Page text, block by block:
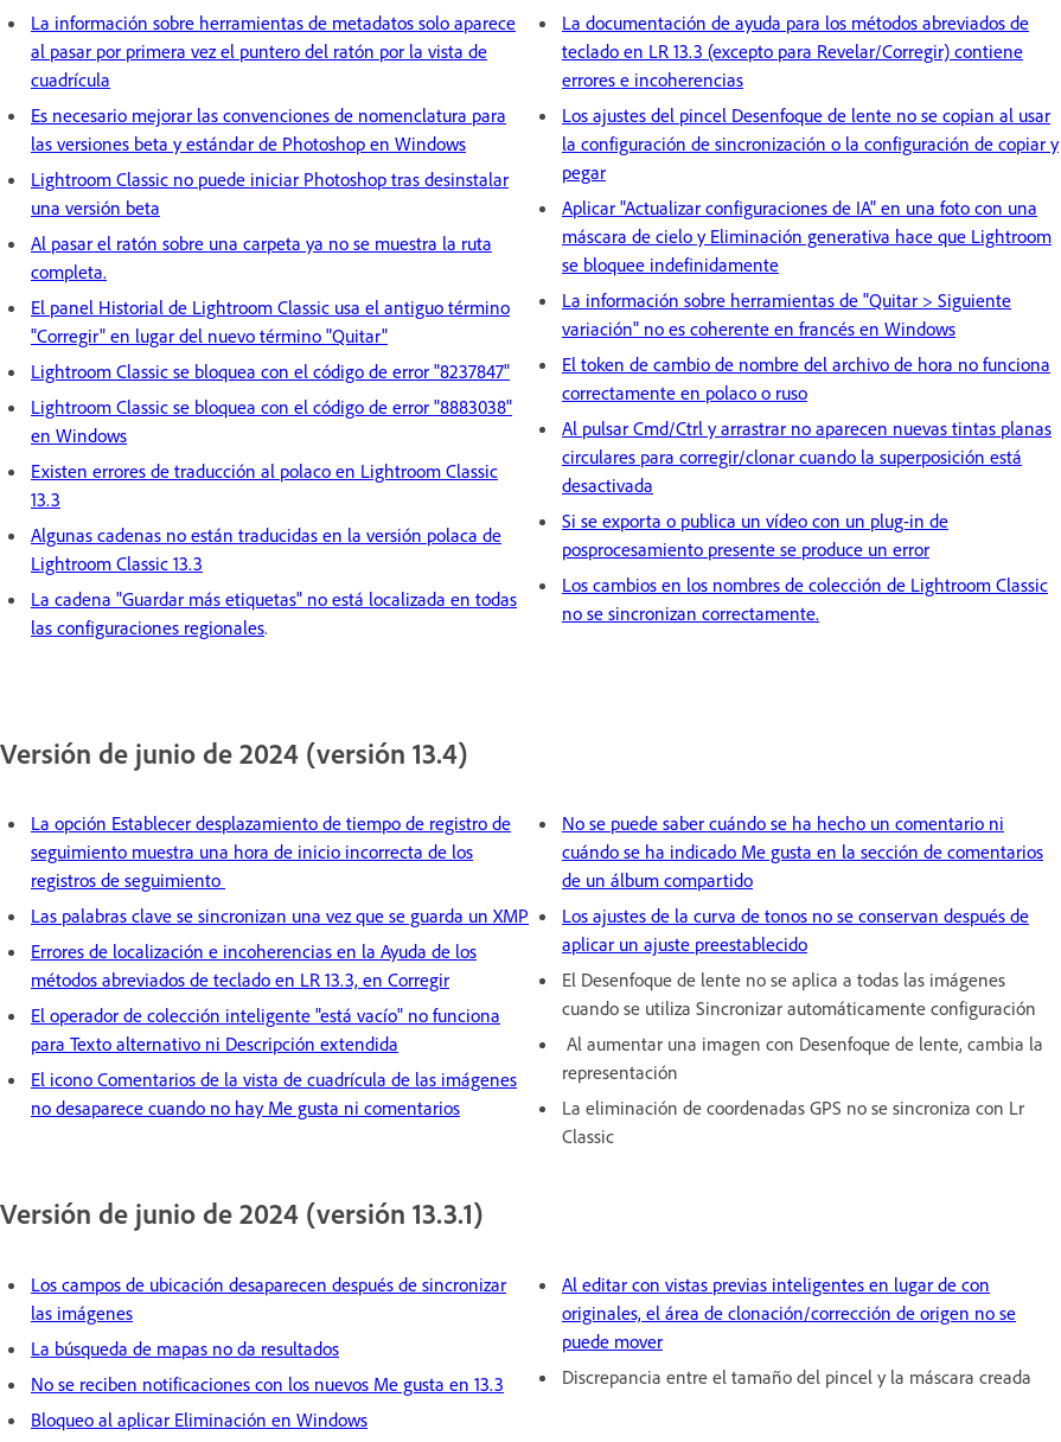
La información sobre herramientas de metadatos solo aparece
al pasar por primera vez el puntero del ratón por la vista de
cuadrícula
Es necesario mejorar las convenciones de nomenclatura para
las versiones beta y estándar de Photoshop en Windows
Lightroom Classic no puede iniciar Photoshop tras desinstalar
una versión beta
Al pasar el ratón sobre una carpeta ya no se muestra la ruta
completa.
El panel Historial de Lightroom Classic usa el antiguo término
"Corregir" en lugar del nuevo término "Quitar"
Lightroom Classic se bloquea con el código de error "8237847"
Lightroom Classic se bloquea con el código de error "8883038"
en Windows
Existen errores de traducción al polaco en Lightroom Classic
13.3
Algunas cadenas no están traducidas en la versión polaca de
Lightroom Classic 13.3
La cadena "Guardar más etiquetas" no está localizada en todas
las configuraciones regionales.
La documentación de ayuda para los métodos abreviados de
teclado en LR 13.3 (excepto para Revelar/Corregir) contiene
errores e incoherencias
Los ajustes del pincel Desenfoque de lente no se copian al usar
la configuración de sincronización o la configuración de copiar y
pegar
Aplicar "Actualizar configuraciones de IA" en una foto con una
máscara de cielo y Eliminación generativa hace que Lightroom
se bloquee indefinidamente
La información sobre herramientas de "Quitar > Siguiente
variación" no es coherente en francés en Windows
El token de cambio de nombre del archivo de hora no funciona
correctamente en polaco o ruso
Al pulsar Cmd/Ctrl y arrastrar no aparecen nuevas tintas planas
circulares para corregir/clonar cuando la superposición está
desactivada
Si se exporta o publica un vídeo con un plug-in de
posprocesamiento presente se produce un error
Los cambios en los nombres de colección de Lightroom Classic
no se sincronizan correctamente.
Versión de junio de 2024 (versión 13.4)
La opción Establecer desplazamiento de tiempo de registro de
seguimiento muestra una hora de inicio incorrecta de los
registros de seguimiento
Las palabras clave se sincronizan una vez que se guarda un XMP
Errores de localización e incoherencias en la Ayuda de los
métodos abreviados de teclado en LR 13.3, en Corregir
El operador de colección inteligente "está vacío" no funciona
para Texto alternativo ni Descripción extendida
El icono Comentarios de la vista de cuadrícula de las imágenes
no desaparece cuando no hay Me gusta ni comentarios
No se puede saber cuándo se ha hecho un comentario ni
cuándo se ha indicado Me gusta en la sección de comentarios
de un álbum compartido
Los ajustes de la curva de tonos no se conservan después de
aplicar un ajuste preestablecido
El Desenfoque de lente no se aplica a todas las imágenes
cuando se utiliza Sincronizar automáticamente configuración
Al aumentar una imagen con Desenfoque de lente, cambia la
representación
La eliminación de coordenadas GPS no se sincroniza con Lr
Classic
Versión de junio de 2024 (versión 13.3.1)
Los campos de ubicación desaparecen después de sincronizar
las imágenes
La búsqueda de mapas no da resultados
No se reciben notificaciones con los nuevos Me gusta en 13.3
Bloqueo al aplicar Eliminación en Windows
Al editar con vistas previas inteligentes en lugar de con
originales, el área de clonación/corrección de origen no se
puede mover
Discrepancia entre el tamaño del pincel y la máscara creada